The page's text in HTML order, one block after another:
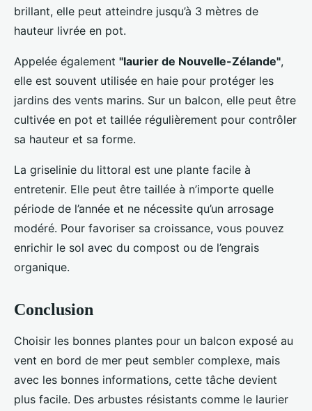
brillant, elle peut atteindre jusqu’à 3 mètres de
hauteur livrée en pot.
Appelée également "laurier de Nouvelle-Zélande",
elle est souvent utilisée en haie pour protéger les
jardins des vents marins. Sur un balcon, elle peut être
cultivée en pot et taillée régulièrement pour contrôler
sa hauteur et sa forme.
La griselinie du littoral est une plante facile à
entretenir. Elle peut être taillée à n’importe quelle
période de l’année et ne nécessite qu’un arrosage
modéré. Pour favoriser sa croissance, vous pouvez
enrichir le sol avec du compost ou de l’engrais
organique.
Conclusion
Choisir les bonnes plantes pour un balcon exposé au
vent en bord de mer peut sembler complexe, mais
avec les bonnes informations, cette tâche devient
plus facile. Des arbustes résistants comme le laurier